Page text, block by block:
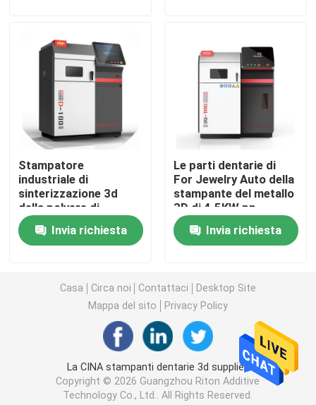
Stampante del metallo 3D del laser
Stampante dentaria del metallo 3D
Stampante dello SLM 3D
Stampante di DLMS 3D
Stampante LCD 3D
3D stampante Metal Powder
Stampante industriale della resina 3D
Stampante medica 3D
Stampatore
industriale di
sinterizzazione 3d
della polvere di
metallo di Cocr della
macchina del laser del
metallo diretto
Invia richiesta
Le parti dentarie di
For Jewelry Auto della
stampante del metallo
3D di 4.5KW pp
spolverizzano la
macchina del laser
Invia richiesta
Casa Circa noi Contattaci
Desktop Site
Mappa del sito
Privacy Policy
La CINA stampanti dentarie 3d supplier.
Copyright © 2026 Guangzhou Riton Additive
Technology Co., Ltd.. All Rights Reserved.